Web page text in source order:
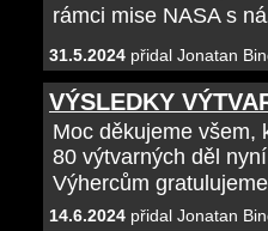
rámci mise NASA s
31.5.2024 přidal Jonatan
VÝSLEDKY
Moc děkujeme všem,
80 výtvarných děl
Výhercům
14.6.2024 přidal Jonatan